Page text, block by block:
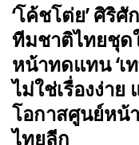
‘โค้ชโต่ย’ ศิริ
ทีมชาติไทยชุด
หน้าทดแทน ‘เ
ไม่ใช่เรื่องง่า
โอกาสศูนย์หน้
ไทยลีก